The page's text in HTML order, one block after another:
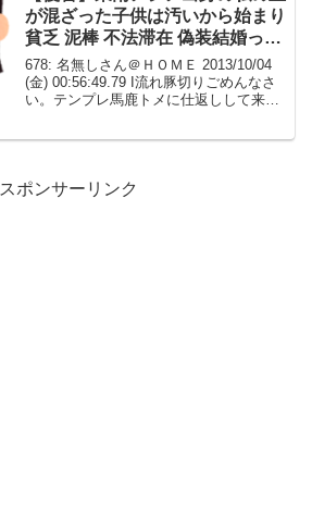
が混ざった子供は汚いから始まり
貧乏 泥棒 不法滞在 偽装結婚って
罵るのが好きなトメ。
678: 名無しさん＠ＨＯＭＥ 2013/10/04
(金) 00:56:49.79 I流れ豚切りごめんなさ
い。テンプレ馬鹿トメに仕返しして来ま
スポンサーリンク